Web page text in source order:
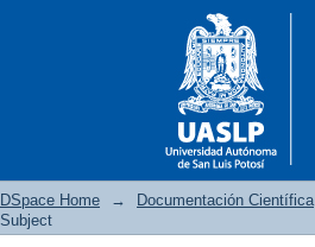
DSpace Home → Documentación Científica
Subject